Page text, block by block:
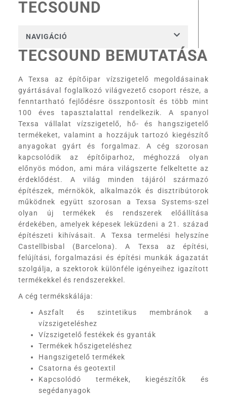
TECSOUND
NAVIGÁCIÓ
TECSOUND BEMUTATÁSA
A Texsa az építőipar vízszigetelő megoldásainak
gyártásával foglalkozó világvezető csoport része, a
fenntartható fejlődésre összpontosít és több mint
100 éves tapasztalattal rendelkezik. A spanyol
Texsa vállalat vízszigetelő, hő- és hangszigetelő
termékeket, valamint a hozzájuk tartozó kiegészítő
anyagokat gyárt és forgalmaz. A cég szorosan
kapcsolódik az építőiparhoz, méghozzá olyan
előnyös módon, ami mára világszerte felkeltette az
érdeklődést. A világ minden tájáról származó
építészek, mérnökök, alkalmazók és disztribútorok
működnek együtt szorosan a Texsa Systems-szel
olyan új termékek és rendszerek előállítása
érdekében, amelyek képesek leküzdeni a 21. század
építészeti kihívásait. A Texsa termelési helyszíne
Castellbisbal (Barcelona). A Texsa az építési,
felújítási, forgalmazási és építési munkák ágazatát
szolgálja, a szektorok különféle igényeihez igazított
termékekkel és rendszerekkel.
A cég termékskálája:
Aszfalt és szintetikus membránok a
vízszigeteléshez
Vízszigetelő festékek és gyanták
Termékek hőszigeteléshez
Hangszigetelő termékek
Csatorna és geotextil
Kapcsolódó termékek, kiegészítők és
segédanyagok